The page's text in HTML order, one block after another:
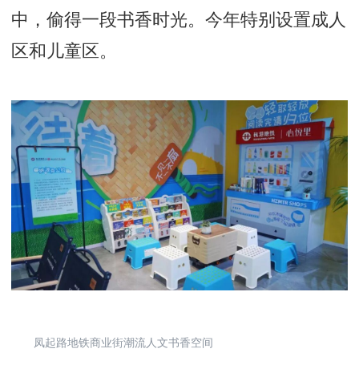
中，偷得一段书香时光。今年特别设置成人
区和儿童区。
凤起路地铁商业街潮流人文书香空间